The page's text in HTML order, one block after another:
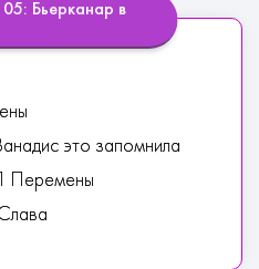
Бьерканар в
это запомнила
Перемены